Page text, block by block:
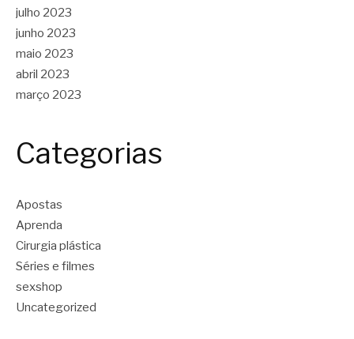
julho 2023
junho 2023
maio 2023
abril 2023
março 2023
Categorias
Apostas
Aprenda
Cirurgia plástica
Séries e filmes
sexshop
Uncategorized